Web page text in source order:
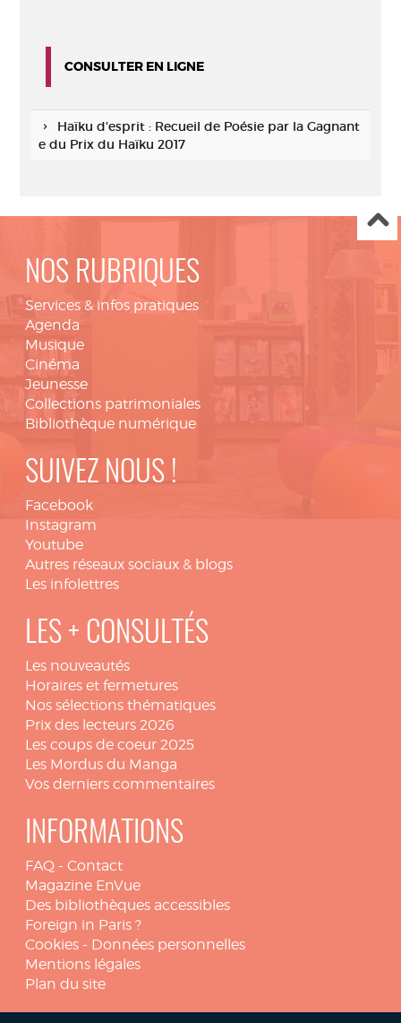
CONSULTER EN LIGNE
Haïku d'esprit : Recueil de Poésie par la Gagnant
e du Prix du Haïku 2017
NOS RUBRIQUES
Services & infos pratiques
Agenda
Musique
Cinéma
Jeunesse
Collections patrimoniales
Bibliothèque numérique
SUIVEZ NOUS !
Facebook
Instagram
Youtube
Autres réseaux sociaux & blogs
Les infolettres
LES + CONSULTÉS
Les nouveautés
Horaires et fermetures
Nos sélections thématiques
Prix des lecteurs 2026
Les coups de coeur 2025
Les Mordus du Manga
Vos derniers commentaires
INFORMATIONS
FAQ - Contact
Magazine EnVue
Des bibliothèques accessibles
Foreign in Paris ?
Cookies - Données personnelles
Mentions légales
Plan du site